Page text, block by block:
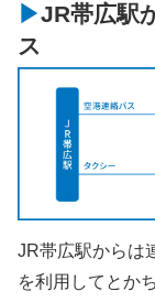
JR帯広駅
ス
JR帯広駅からは
を利用してとか